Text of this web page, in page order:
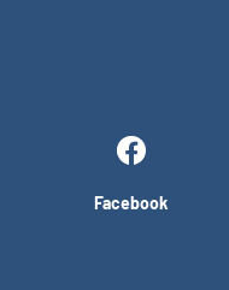
Facebook